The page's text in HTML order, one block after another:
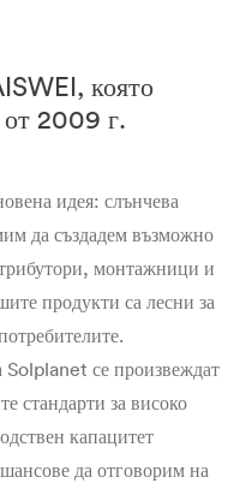
която
от 2009 г.
идея: слънчева
да създадем възможно
монтажници и
продукти са лесни за
се произвеждат
стандарти за високо
капацитет
да отговорим на